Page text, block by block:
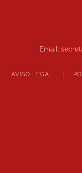
Email:
AVISO LEGAL